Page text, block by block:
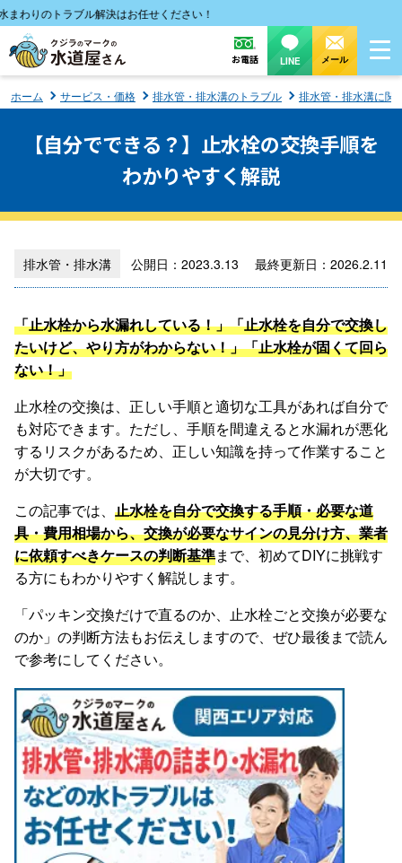
りのトラブル解決はお任せください！
お電話 LINE メール
ホーム サービス・価格 排水管・排水溝のトラブル 排水管・排水溝に関
【自分でできる？】止水栓の交換手順を
わかりやすく解説
排水管・排水溝 公開日：2023.3.13 最終更新日：2026.2.11
「止水栓から水漏れしている！」「止水栓を自分で交換し
たいけど、やり方がわからない！」「止水栓が固くて回ら
ない！」
止水栓の交換は、正しい手順と適切な工具があれば自分で
も対応できます。ただし、手順を間違えると水漏れが悪化
するリスクがあるため、正しい知識を持って作業すること
が大切です。
この記事では、 止水栓を自分で交換する手順・必要な道
具・費用相場から、交換が必要なサインの見分け方、業者
に依頼すべきケースの判断基準まで、初めてDIYに挑戦す
る方にもわかりやすく解説します。
「パッキン交換だけで直るのか、止水栓ごと交換が必要な
のか」の判断方法もお伝えしますので、ぜひ最後まで読ん
で参考にしてください。